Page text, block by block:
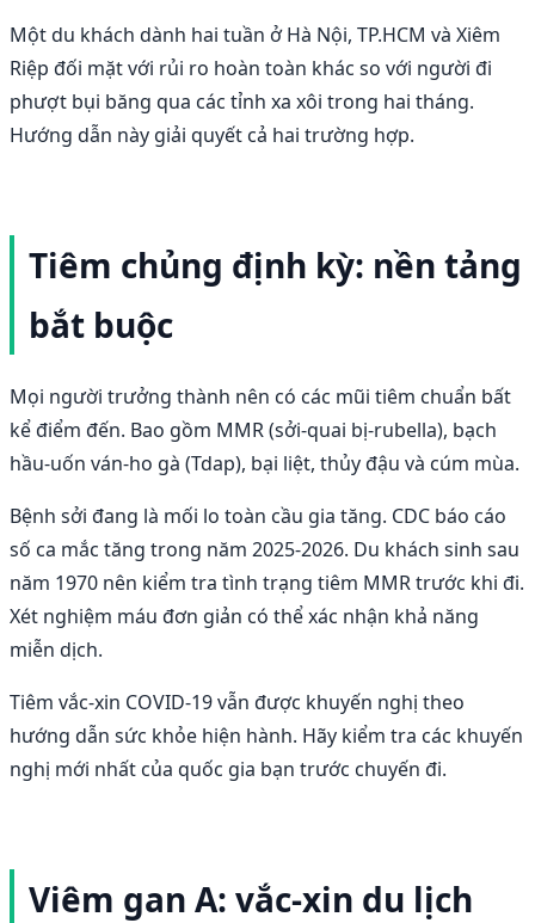
Một du khách dành hai tuần ở Hà Nội, TP.HCM và Xiêm
Riệp đối mặt với rủi ro hoàn toàn khác so với người đi
phượt bụi băng qua các tỉnh xa xôi trong hai tháng.
Hướng dẫn này giải quyết cả hai trường hợp.
Tiêm chủng định kỳ: nền tảng
bắt buộc
Mọi người trưởng thành nên có các mũi tiêm chuẩn bất
kể điểm đến. Bao gồm MMR (sởi-quai bị-rubella), bạch
hầu-uốn ván-ho gà (Tdap), bại liệt, thủy đậu và cúm mùa.
Bệnh sởi đang là mối lo toàn cầu gia tăng. CDC báo cáo
số ca mắc tăng trong năm 2025-2026. Du khách sinh sau
năm 1970 nên kiểm tra tình trạng tiêm MMR trước khi đi.
Xét nghiệm máu đơn giản có thể xác nhận khả năng
miễn dịch.
Tiêm vắc-xin COVID-19 vẫn được khuyến nghị theo
hướng dẫn sức khỏe hiện hành. Hãy kiểm tra các khuyến
nghị mới nhất của quốc gia bạn trước chuyến đi.
Viêm gan A: vắc-xin du lịch